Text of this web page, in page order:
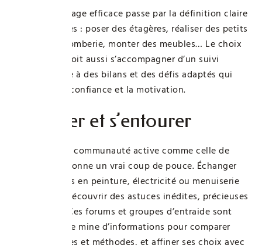
Un apprentissage efficace passe par la définition claire
de ses attentes : poser des étagères, réaliser des petits
travaux de plomberie, monter des meubles… Le choix
du parcours doit aussi s’accompagner d’un suivi
régulier, grâce à des bilans et des défis adaptés qui
renforcent la confiance et la motivation.
Partager et s’entourer
Rejoindre une communauté active comme celle de
Bricoludik.fr donne un vrai coup de pouce. Échanger
sur des projets en peinture, électricité ou menuiserie
fait souvent découvrir des astuces inédites, précieuses
pour réussir. Ces forums et groupes d’entraide sont
également une mine d’informations pour comparer
outils, marques et méthodes, et affiner ses choix avec